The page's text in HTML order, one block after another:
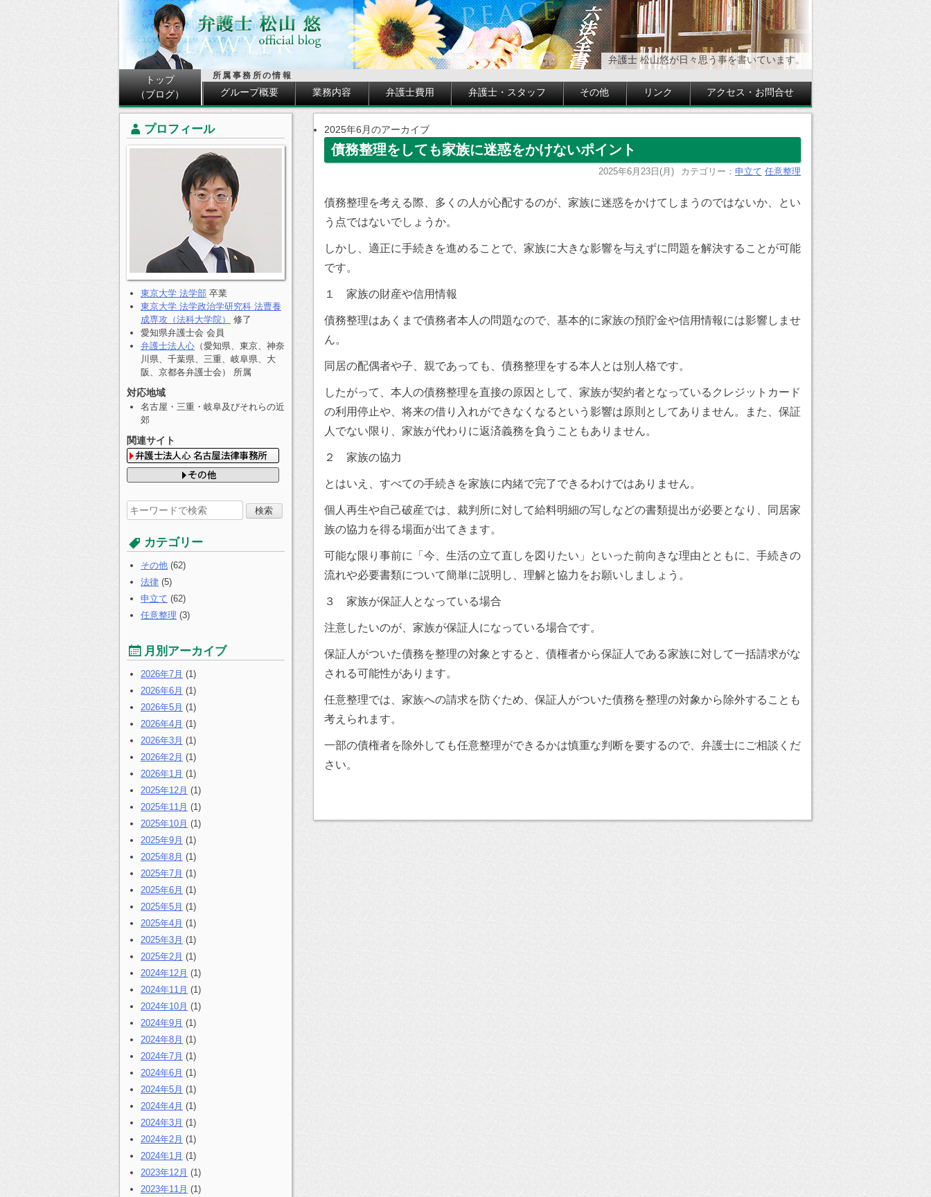
弁護士 松山悠が日々思う事を書いています。
トップ
（ブログ）
所属事務所の情報
グループ概要 業務内容 弁護士費用 弁護士・スタッフ その他 リンク アクセス・お問合せ
2025年6月のアーカイブ
債務整理をしても家族に迷惑をかけないポイント
2025年6月23日(月) カテゴリー： 申立て 任意整理
債務整理を考える際、多くの人が心配するのが、家族に迷惑をかけてしまうのではないか、とい
う点ではないでしょうか。
しかし、適正に手続きを進めることで、家族に大きな影響を与えずに問題を解決することが可能
です。
１ 家族の財産や信用情報
債務整理はあくまで債務者本人の問題なので、基本的に家族の預貯金や信用情報には影響しませ
ん。
同居の配偶者や子、親であっても、債務整理をする本人とは別人格です。
したがって、本人の債務整理を直接の原因として、家族が契約者となっているクレジットカード
の利用停止や、将来の借り入れができなくなるという影響は原則としてありません。また、保証
人でない限り、家族が代わりに返済義務を負うこともありません。
２ 家族の協力
とはいえ、すべての手続きを家族に内緒で完了できるわけではありません。
個人再生や自己破産では、裁判所に対して給料明細の写しなどの書類提出が必要となり、同居家
族の協力を得る場面が出てきます。
可能な限り事前に「今、生活の立て直しを図りたい」といった前向きな理由とともに、手続きの
流れや必要書類について簡単に説明し、理解と協力をお願いしましょう。
３ 家族が保証人となっている場合
注意したいのが、家族が保証人になっている場合です。
保証人がついた債務を整理の対象とすると、債権者から保証人である家族に対して一括請求がな
される可能性があります。
任意整理では、家族への請求を防ぐため、保証人がついた債務を整理の対象から除外することも
考えられます。
一部の債権者を除外しても任意整理ができるかは慎重な判断を要するので、弁護士にご相談くだ
さい。
プロフィール
東京大学 法学部 卒業
東京大学 法学政治学研究科 法曹養
成専攻（法科大学院）
修了
愛知県弁護士会 会員
弁護士法人心 （愛知県、東京、神奈
川県、千葉県、三重、岐阜県、大
阪、京都各弁護士会） 所属
対応地域
名古屋・三重・岐阜及びそれらの近
郊
関連サイト
検
索
す
る:
カテゴリー
その他 (62)
法律 (5)
申立て (62)
任意整理 (3)
月別アーカイブ
2026年7月 (1)
2026年6月 (1)
2026年5月 (1)
2026年4月 (1)
2026年3月 (1)
2026年2月 (1)
2026年1月 (1)
2025年12月 (1)
2025年11月 (1)
2025年10月 (1)
2025年9月 (1)
2025年8月 (1)
2025年7月 (1)
2025年6月 (1)
2025年5月 (1)
2025年4月 (1)
2025年3月 (1)
2025年2月 (1)
2024年12月 (1)
2024年11月 (1)
2024年10月 (1)
2024年9月 (1)
2024年8月 (1)
2024年7月 (1)
2024年6月 (1)
2024年5月 (1)
2024年4月 (1)
2024年3月 (1)
2024年2月 (1)
2024年1月 (1)
2023年12月 (1)
2023年11月 (1)